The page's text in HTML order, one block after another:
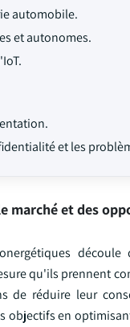
automobile.
et autonomes.
et les
marché et des
qu'ils prennent
de réduire leur
objectifs en